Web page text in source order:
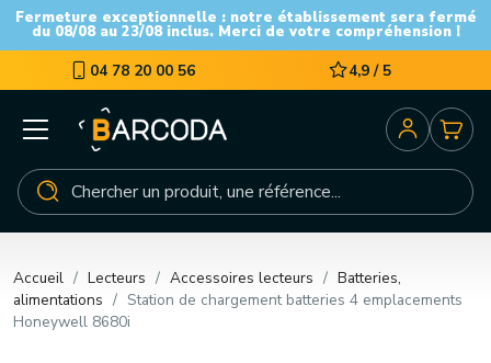
Fermeture exceptionnelle : notre établissement sera fermé
du 08/08 au 23/08 inclus. Merci de votre compréhension !
04 78 20 00 56 4,9 / 5
Accueil Lecteurs Accessoires lecteurs
Batteries,
alimentations
Station de chargement batteries 4 emplacements
Honeywell 8680i